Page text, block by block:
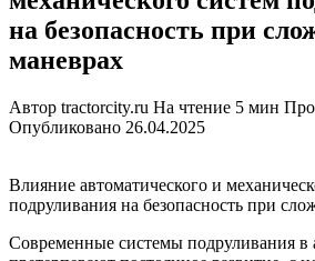
на безопасность при
маневрах
Автор tractorcity.ru На чтение 5 мин
Опубликовано 26.04.2025
Влияние автоматического и
подруливания на безопасность при
Современные системы подруливания в